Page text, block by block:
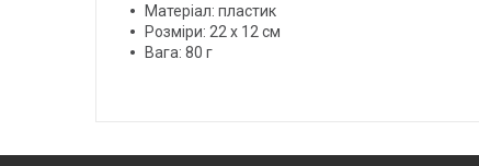
Матеріал: пластик
Розміри: 22 х 12 см
Вага: 80 г